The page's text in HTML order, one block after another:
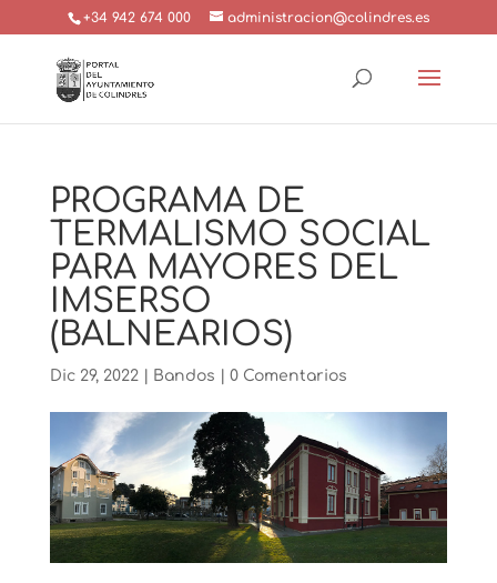
+34 942 674 000 administracion@colindres.es
PROGRAMA DE
TERMALISMO SOCIAL
PARA MAYORES DEL
IMSERSO
(BALNEARIOS)
Dic 29, 2022| Bandos 0 Comentarios